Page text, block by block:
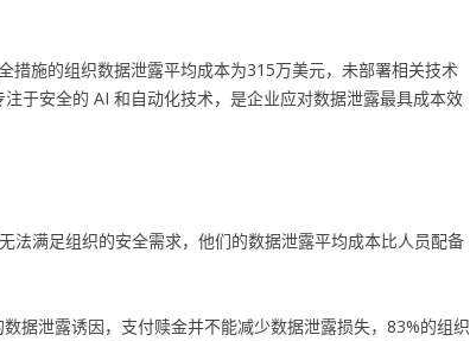
措施的组织数据泄露平均成本为315万美元，未部署相关技术
于安全的 AI 和自动化技术，是企业应对数据泄露最具成本效
法满足组织的安全需求，他们的数据泄露平均成本比人员配备
据泄露诱因，支付赎金并不能减少数据泄露损失，83%的组织